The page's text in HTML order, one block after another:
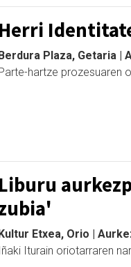
Herri
Plaza, Getaria |
hartze prozesuaren
Liburu
Etxea, Orio |
Iñaki Iturain oriotarraren